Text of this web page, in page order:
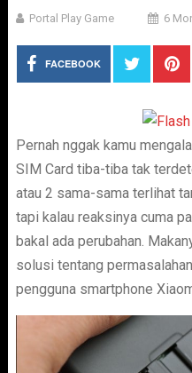
Portal Play Game 6
FACEBOOK
Pernah nggak kamu
SIM Card tiba-tiba tak
atau 2 sama-sama terlihat
tapi kalau reaksinya cuma
bakal ada perubahan.
solusi tentang
pengguna smartphone